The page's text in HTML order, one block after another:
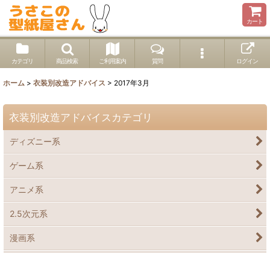
カート
カテゴリ 商品検索 ご利用案内 質問 ログイン
ホーム > 衣装別改造アドバイス > 2017年3月
衣装別改造アドバイスカテゴリ
ディズニー系
ゲーム系
アニメ系
2.5次元系
漫画系